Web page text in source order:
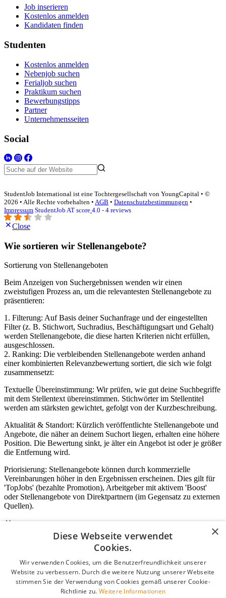
Job inserieren
Kostenlos anmelden
Kandidaten finden
Studenten
Kostenlos anmelden
Nebenjob suchen
Ferialjob suchen
Praktikum suchen
Bewerbungstipps
Partner
Unternehmensseiten
Social
StudentJob International ist eine Tochtergesellschaft von YoungCapital • ©
2026 • Alle Rechte vorbehalten • AGB • Datenschutzbestimmungen •
Impressum StudentJob AT score 4.0 - 4 reviews
Close
Wie sortieren wir Stellenangebote?
Sortierung von Stellenangeboten
Beim Anzeigen von Suchergebnissen wenden wir einen
zweistufigen Prozess an, um die relevantesten Stellenangebote zu
präsentieren:
1. Filterung: Auf Basis deiner Suchanfrage und der eingestellten
Filter (z. B. Stichwort, Suchradius, Beschäftigungsart und Gehalt)
werden Stellenangebote, die diese harten Kriterien nicht erfüllen,
ausgeschlossen.
2. Ranking: Die verbleibenden Stellenangebote werden anhand
einer kombinierten Relevanzbewertung sortiert, die sich wie folgt
zusammensetzt:
Textuelle Übereinstimmung: Wir prüfen, wie gut deine Suchbegriffe
mit dem Stellentext übereinstimmen. Stichwörter im Stellentitel
werden am stärksten gewichtet, gefolgt von der Kurzbeschreibung.
Aktualität & Standort: Kürzlich veröffentlichte Stellenangebote und
Angebote, die näher an deinem Suchort liegen, erhalten eine höhere
Position. Die Bewertung sinkt, je älter ein Angebot ist oder je größer
die Entfernung wird.
Priorisierung: Stellenangebote können durch kommerzielle
Vereinbarungen höher in den Ergebnissen erscheinen. Dies gilt für
'TopJobs' (bezahlte Promotion), Arbeitgeber mit aktivem 'Boost'
oder Stellenangebote von Direktpartnern (im Gegensatz zu externen
Quellen).
Login für Unternehmen
E-Mail*
Passwort
×
Diese Webseite verwendet
Cookies.
Wir verwenden Cookies, um die Benutzerfreundlichkeit unserer
Website zu verbessern. Durch die weitere Nutzung unserer Webseite
stimmen Sie der Verwendung von Cookies gemäß unserer Cookie-
Richtlinie zu. Weitere Informationen